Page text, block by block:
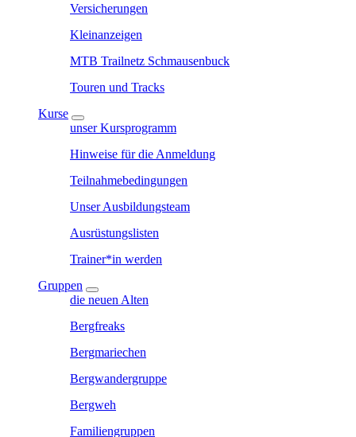
Versicherungen
Kleinanzeigen
MTB Trailnetz Schmausenbuck
Touren und Tracks
Kurse
unser Kursprogramm
Hinweise für die Anmeldung
Teilnahmebedingungen
Unser Ausbildungsteam
Ausrüstungslisten
Trainer*in werden
Gruppen
die neuen Alten
Bergfreaks
Bergmariechen
Bergwandergruppe
Bergweh
Familiengruppen